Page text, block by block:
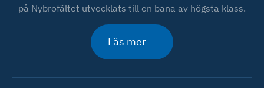
på Nybrofältet utvecklats till en bana av högsta klass.
Läs mer